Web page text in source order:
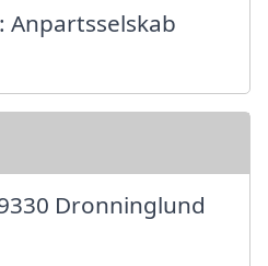
Anpartsselskab
Dronninglund